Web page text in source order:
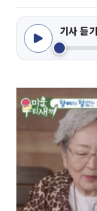
기사 듣기